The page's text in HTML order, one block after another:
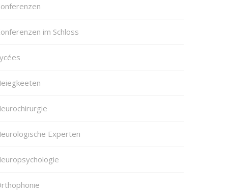
im Schloss
Experten